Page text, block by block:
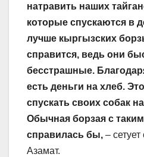
натравить наших
которые спускаются в
лучше кыргызских
справится, ведь они
бесстрашные.
есть деньги на хлеб.
спускать своих собак
Обычная борзая с
справилась бы, –
Азамат.